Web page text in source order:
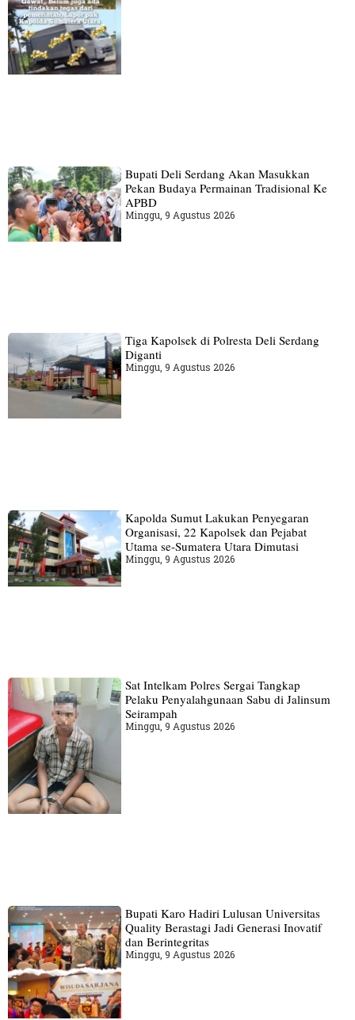
Bupati Deli Serdang Akan Masukkan
Pekan Budaya Permainan Tradisional Ke
APBD
Minggu, 9 Agustus 2026
Tiga Kapolsek di Polresta Deli Serdang
Diganti
Minggu, 9 Agustus 2026
Kapolda Sumut Lakukan Penyegaran
Organisasi, 22 Kapolsek dan Pejabat
Utama se-Sumatera Utara Dimutasi
Minggu, 9 Agustus 2026
Sat Intelkam Polres Sergai Tangkap
Pelaku Penyalahgunaan Sabu di Jalinsum
Seirampah
Minggu, 9 Agustus 2026
Bupati Karo Hadiri Lulusan Universitas
Quality Berastagi Jadi Generasi Inovatif
dan Berintegritas
Minggu, 9 Agustus 2026